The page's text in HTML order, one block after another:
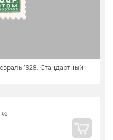
1928. Стандартный
¼